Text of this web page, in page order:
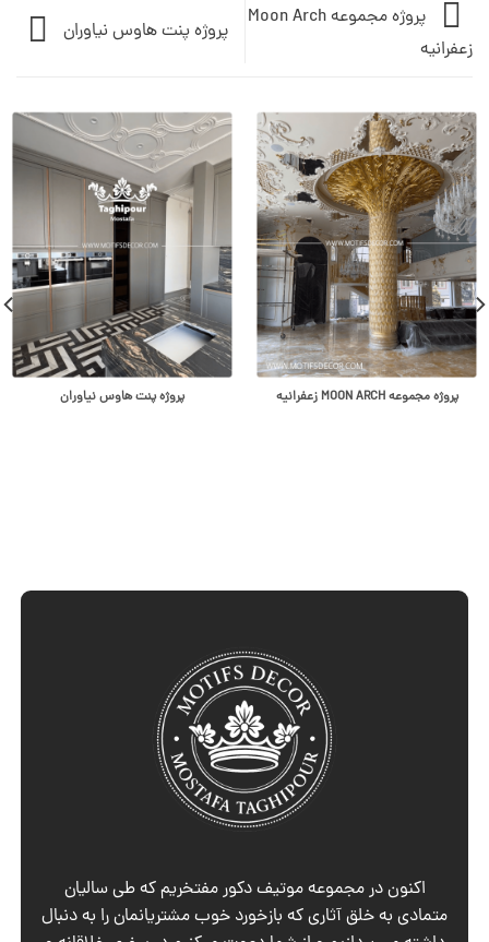
پروژه مجموعه Moon Arch
زعفرانیه
پروژه پنت هاوس نیاوران
پروژه مجموعه MOON ARCH زعفرانیه پروژه پنت هاوس نیاوران
اکنون در مجموعه موتیف دکور مفتخریم که طی سالیان
متمادی به خلق آثاری که بازخورد خوب مشتریانمان را به دنبال